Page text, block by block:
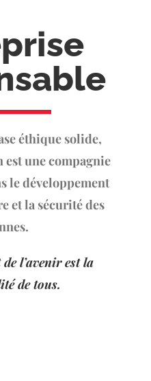
éthique solide,
une compagnie
le développement
et la sécurité des
l’avenir est la
de tous.